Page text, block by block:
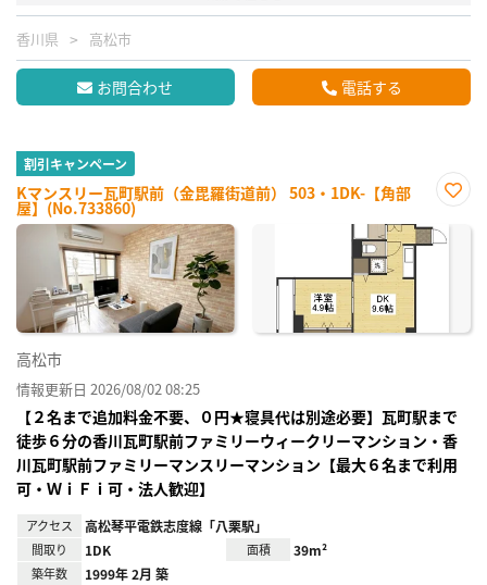
香川県 高松市
お問合わせ 電話する
割引キャンペーン
Kマンスリー瓦町駅前（金毘羅街道前） 503・1DK-【角部
屋】(No.733860)
に入
り登
高松市
情報更新日 2026/08/02 08:25
【２名まで追加料金不要、０円★寝具代は別途必要】瓦町駅まで
徒歩６分の香川瓦町駅前ファミリーウィークリーマンション・香
川瓦町駅前ファミリーマンスリーマンション【最大６名まで利用
可・ＷｉＦｉ可・法人歓迎】
アクセス 高松琴平電鉄志度線「八栗駅」
間取り 1DK 面積 39m²
築年数 1999年 2月 築